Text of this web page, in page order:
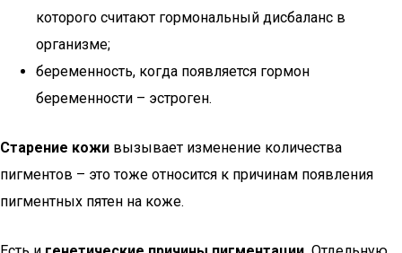
которого считают гормональный дисбаланс в
организме;
беременность, когда появляется гормон
беременности – эстроген.
Старение кожи вызывает изменение количества
пигментов – это тоже относится к причинам появления
пигментных пятен на коже.